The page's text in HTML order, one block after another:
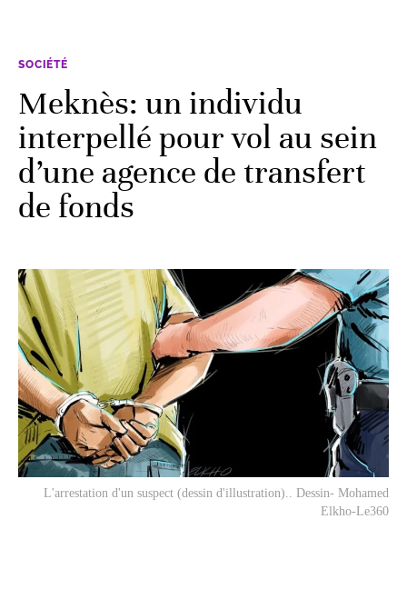
SOCIÉTÉ
Meknès: un individu
interpellé pour vol au sein
d’une agence de transfert
de fonds
L'arrestation d'un suspect (dessin d'illustration).. Dessin- Mohamed
Elkho-Le360